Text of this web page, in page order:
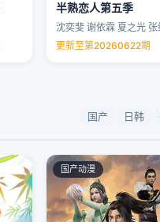
半熟恋人第五季
更新至第20260622期
国产 日韩
国产动漫